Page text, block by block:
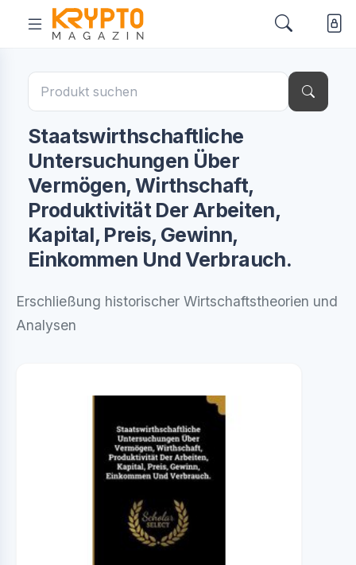
Staatswirthschaftliche
Untersuchungen Über
Vermögen, Wirthschaft,
Produktivität Der Arbeiten,
Kapital, Preis, Gewinn,
Einkommen Und Verbrauch.
Erschließung historischer Wirtschaftstheorien und
Analysen